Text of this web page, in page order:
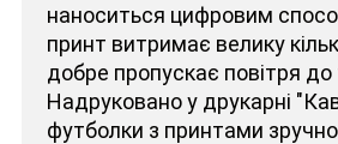
наноситься цифровим
принт витримає велику
добре пропускає повітря до
Надруковано у друкарні
футболки з принтами